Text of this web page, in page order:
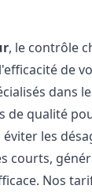
, le contrôle
de
dans
de qualité
les
courts,
Nos